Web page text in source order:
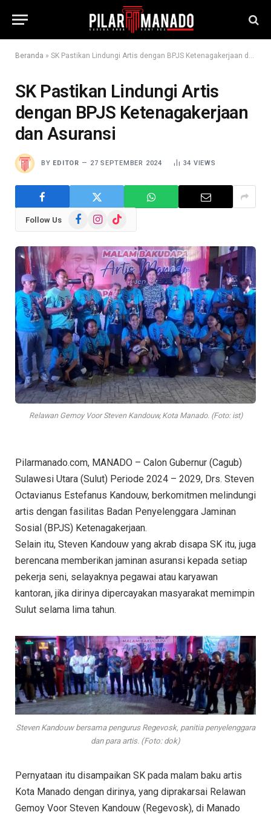
Beranda » SK Pastikan Lindungi Artis dengan BPJS Ketenagakerjaan dan Asuransi
SK Pastikan Lindungi Artis
dengan BPJS Ketenagakerjaan
dan Asuransi
BY EDITOR 27 SEPTEMBER 2024 34 VIEWS
Follow Us FacebookInstagram
TikTok
Relawan Gemoy Voor Steven Kandouw, Kota Manado. (Foto: ist)
Pilarmanado.com, MANADO – Calon Gubernur (Cagub)
Sulawesi Utara (Sulut) Periode 2024 – 2029, Drs. Steven
Octavianus Estefanus Kandouw, berkomitmen melindungi
artis dengan fasilitas Badan Penyelenggara Jaminan
Sosial (BPJS) Ketenagakerjaan.
Selain itu, Steven Kandouw yang akrab disapa SK itu, juga
berencana memberikan jaminan asuransi kepada setiap
pekerja seni, selayaknya pegawai atau karyawan
kantoran, jika dirinya dipercayakan masyarakat memimpin
Sulut selama lima tahun.
Steven Kandouw bersama pengurus Regevosk, panitia penyelenggara
dan para artis. (Foto: dok)
Pernyataan itu disampaikan SK pada malam baku artis
Kota Manado dengan dirinya, yang diprakarsai Relawan
Gemoy Voor Steven Kandouw (Regevosk), di Manado